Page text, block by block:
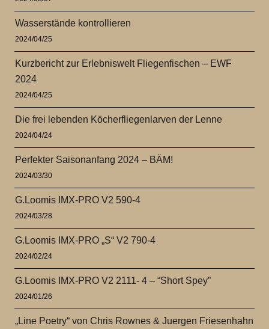
Wasserstände kontrollieren
2024/04/25
Kurzbericht zur Erlebniswelt Fliegenfischen – EWF
2024
2024/04/25
Die frei lebenden Köcherfliegenlarven der Lenne
2024/04/24
Perfekter Saisonanfang 2024 – BÄM!
2024/03/30
G.Loomis IMX-PRO V2 590-4
2024/03/28
G.Loomis IMX-PRO „S“ V2 790-4
2024/02/24
G.Loomis IMX-PRO V2 2111- 4 – “Short Spey”
2024/01/26
„Line Poetry“ von Chris Rownes & Juergen Friesenhahn